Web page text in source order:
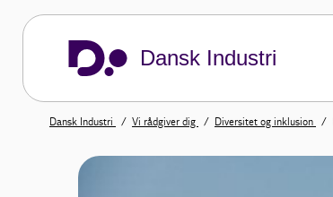
Dansk Industri
Dansk Industri Vi rådgiver dig Diversitet og inklusion